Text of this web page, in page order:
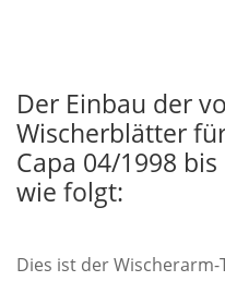
Der Einbau der
Wischerblätter
Capa 04/1998
wie folgt:
Dies ist der Wischerarm-